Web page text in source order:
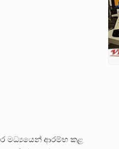
මධ්‍යයෙන් ආරම්භ කළ